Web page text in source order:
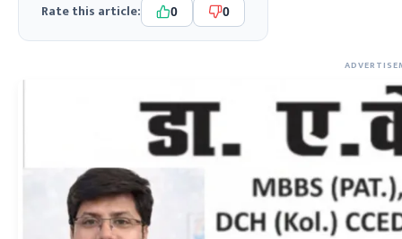
Rate this article: 0 0